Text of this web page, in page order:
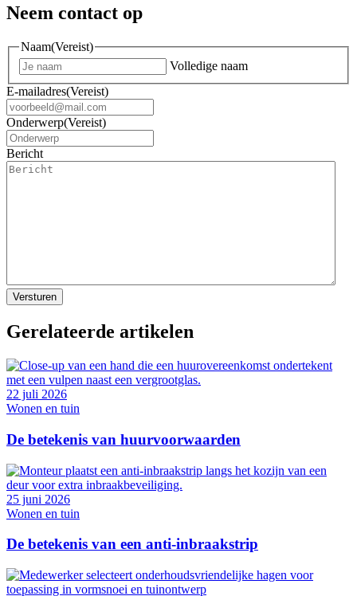
Neem contact op
Naam(Vereist)
Volledige naam
E-mailadres(Vereist)
Onderwerp(Vereist)
Bericht
Gerelateerde artikelen
22 juli 2026
Wonen en tuin
De betekenis van huurvoorwaarden
25 juni 2026
Wonen en tuin
De betekenis van een anti-inbraakstrip